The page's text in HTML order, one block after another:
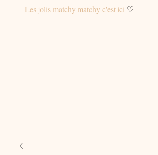
Les jolis matchy matchy c'est ici♡